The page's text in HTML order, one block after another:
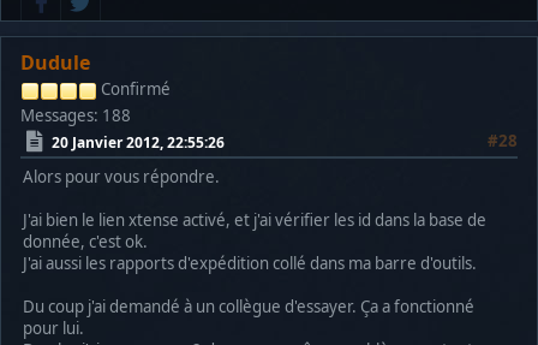
Dudule
Confirmé
Messages: 188
20 Janvier 2012, 22:55:26
#28
Alors pour vous répondre.
J'ai bien le lien xtense activé, et j'ai vérifier les id dans la base de
donnée, c'est ok.
J'ai aussi les rapports d'expédition collé dans ma barre d'outils.
Du coup j'ai demandé à un collègue d'essayer. Ça a fonctionné
pour lui.